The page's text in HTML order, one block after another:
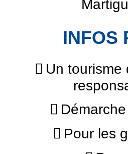
INFOS
Un tourisme
Pour les